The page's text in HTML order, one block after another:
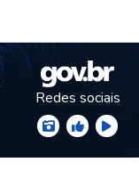
Redes sociais